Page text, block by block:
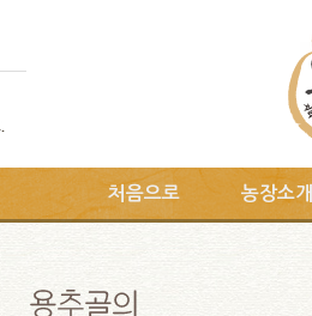
처음으로 농장소개